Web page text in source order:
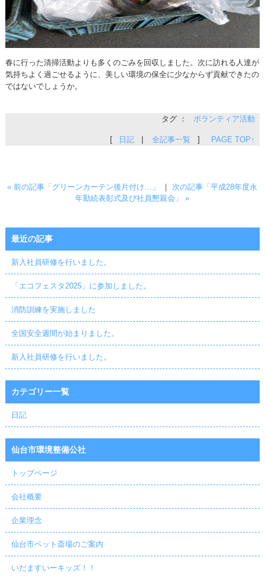
春に行った清掃活動よりも多くのごみを回収しました。次に訪れる人達が
気持ちよく過ごせるように、美しい環境の保全に少なからず貢献できたの
ではないでしょうか。
タグ ： ボランティア活動
[ 日記 全記事一覧 ] PAGE TOP↑
« 前の記事「グリーンカーテン後片付け…」 ｜ 次の記事「平成28年度永
年勤続表彰式及び社員懇親会」 »
最近の記事
新入社員研修を行いました。
「エコフェスタ2025」に参加しました。
消防訓練を実施しました
全国安全週間が始まりました。
新入社員研修を行いました。
カテゴリー一覧
日記
仙台市環境整備公社
トップページ
会社概要
企業理念
仙台市ペット斎場のご案内
いだますいーキッズ！！